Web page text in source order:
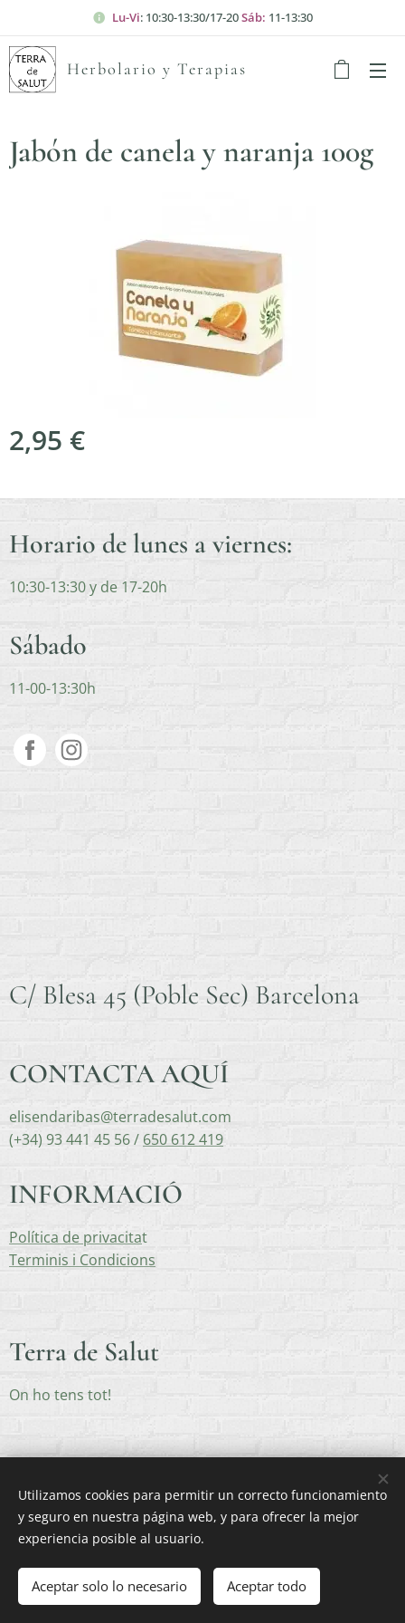
Lu-Vi: 10:30-13:30/17-20Sáb: 11-13:30
Herbolario y Terapias
Jabón de canela y naranja 100g
2,95 €
Añadir a la cesta
Horario de lunes a viernes:
10:30-13:30 y de 17-20h
Sábado
11-00-13:30h
C/ Blesa 45 (Poble Sec) Barcelona
CONTACTA AQUÍ
elisendaribas@terradesalut.com
(+34) 93 441 45 56 / 650 612 419
INFORMACIÓ
Política de privacitat
Terminis i Condicions
Terra de Salut
On ho tens tot!
Creado conWebnode Cookies
Utilizamos cookies para permitir un correcto funcionamiento
y seguro en nuestra página web, y para ofrecer la mejor
experiencia posible al usuario.
Aceptar solo lo necesario Aceptar todo